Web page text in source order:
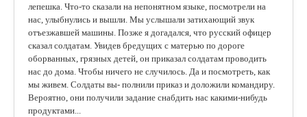
лепешка. Что-то сказали на непонятном языке, посмотрели на
нас, улыбнулись и вышли. Мы услышали затихающий звук
отъезжавшей машины. Позже я догадался, что русский офицер
сказал солдатам. Увидев бредущих с матерью по дороге
оборванных, грязных детей, он приказал солдатам проводить
нас до дома. Чтобы ничего не случилось. Да и посмотреть, как
мы живем. Солдаты вы- полнили приказ и доложили командиру.
Вероятно, они получили задание снабдить нас какими-нибудь
продуктами...